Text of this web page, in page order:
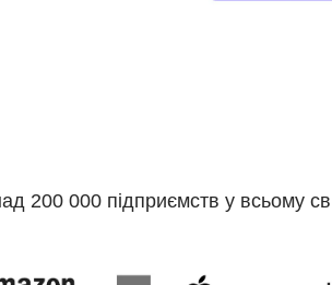
200 000 підприємств у всьому